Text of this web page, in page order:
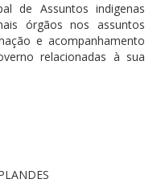
de Assuntos indigenas
órgãos nos assuntos
e acompanhamento
relacionadas à sua